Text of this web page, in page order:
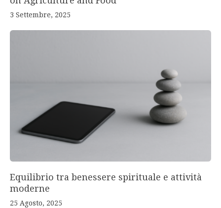
3 Settembre, 2025
Equilibrio tra benessere spirituale e attività
moderne
25 Agosto, 2025